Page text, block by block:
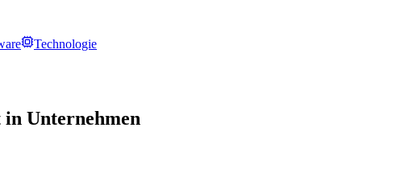
Technologie
Unternehmen